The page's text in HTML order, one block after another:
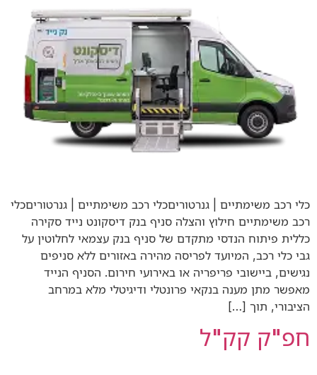
כלי רכב משימתיים | גנרטוריםכלי רכב משימתיים | גנרטוריםכלי
רכב משימתיים חילוץ והצלה סניף בנק דיסקונט נייד סקירה
כללית פיתוח הנדסי מתקדם של סניף בנק עצמאי לחלוטין על
גבי כלי רכב, המיועד לפריסה מהירה באזורים ללא סניפים
נגישים, ביישובי פריפריה או באירועי חירום. הסניף הנייד
מאפשר מתן מענה בנקאי פרונטלי ודיגיטלי מלא במרחב
הציבורי, תוך […]
חפ"ק קק"ל